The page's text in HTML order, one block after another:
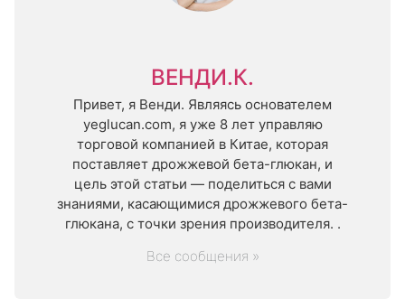
ВЕНДИ.К.
Привет, я Венди. Являясь основателем
yeglucan.com, я уже 8 лет управляю
торговой компанией в Китае, которая
поставляет дрожжевой бета-глюкан, и
цель этой статьи — поделиться с вами
знаниями, касающимися дрожжевого бета-
глюкана, с точки зрения производителя. .
Все сообщения »